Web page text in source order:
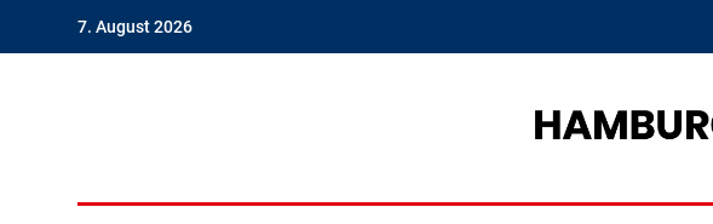
7. August 2026